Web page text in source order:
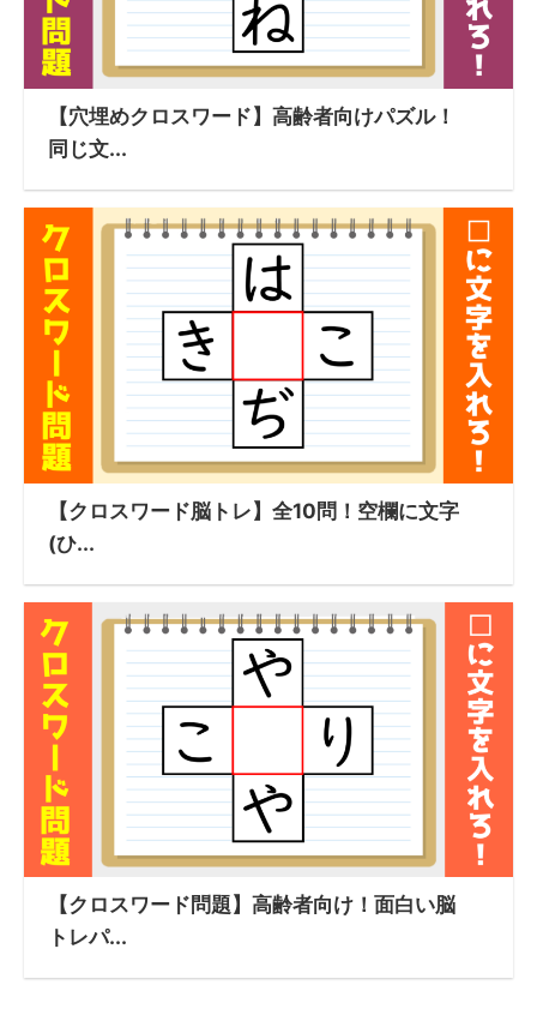
【穴埋めクロスワード】高齢者向けパズル！
同じ文...
【クロスワード脳トレ】全10問！空欄に文字
(ひ...
【クロスワード問題】高齢者向け！面白い脳
トレパ...